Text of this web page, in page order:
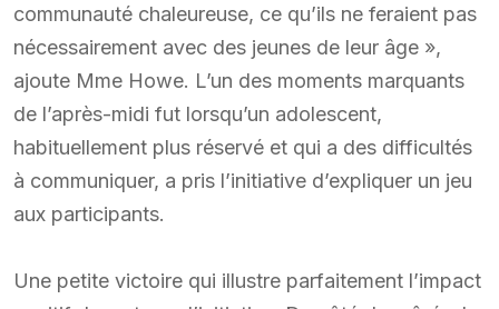
communauté chaleureuse, ce qu’ils ne feraient pas
nécessairement avec des jeunes de leur âge »,
ajoute Mme Howe. L’un des moments marquants
de l’après-midi fut lorsqu’un adolescent,
habituellement plus réservé et qui a des difficultés
à communiquer, a pris l’initiative d’expliquer un jeu
aux participants.
Une petite victoire qui illustre parfaitement l’impact